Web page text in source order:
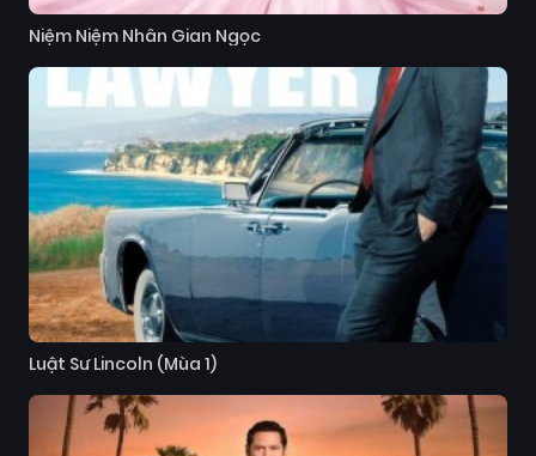
Niệm Niệm Nhân Gian Ngọc
Luật Sư Lincoln (Mùa 1)